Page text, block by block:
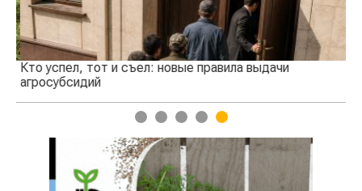
Кто успел, тот и съел: новые правила выдачи
агросубсидий
1 2 3 4 5